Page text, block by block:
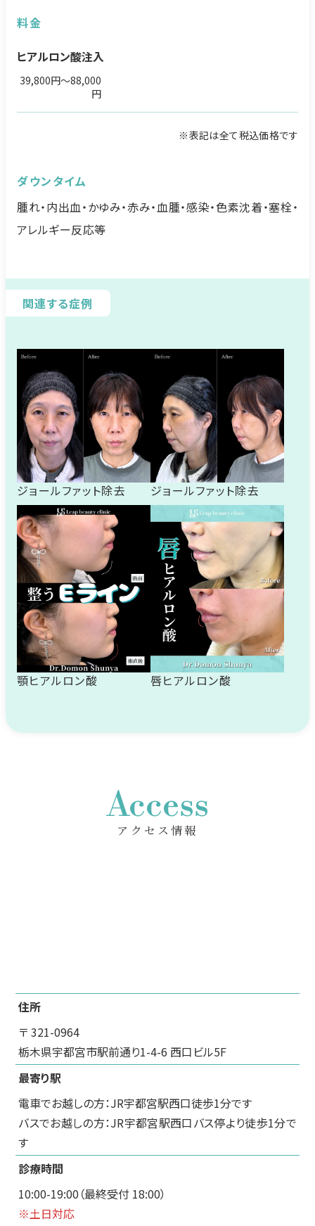
料金
ヒアルロン酸注入
39,800円〜88,000
円
※表記は全て税込価格です
ダウンタイム
腫れ・内出血・かゆみ・赤み・血腫・感染・色素沈着・塞栓・
アレルギー反応等
関連する症例
ジョールファット除去 ジョールファット除去
顎ヒアルロン酸 唇ヒアルロン酸
Access
アクセス情報
住所
〒 321-0964
栃木県宇都宮市駅前通り1-4-6 西口ビル5F
最寄り駅
電車でお越しの方：JR宇都宮駅西口徒歩1分です
バスでお越しの方：JR宇都宮駅西口バス停より徒歩1分で
す
診療時間
10:00-19:00（最終受付 18:00）
※土日対応